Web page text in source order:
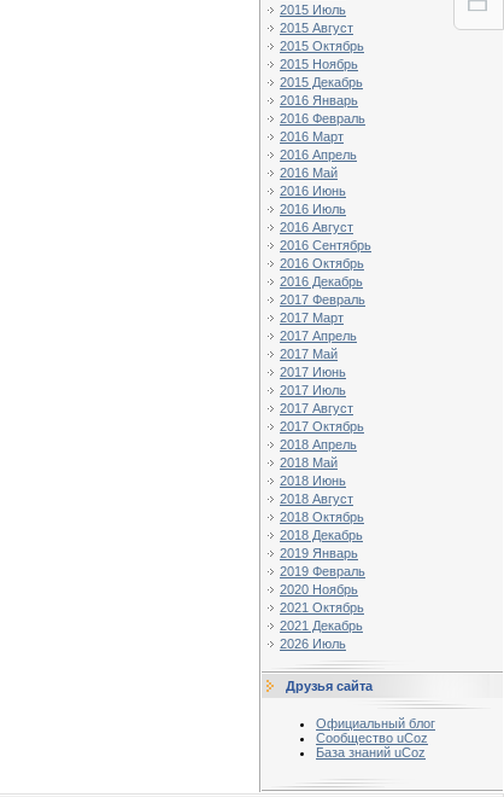
2015 Июль
2015 Август
2015 Октябрь
2015 Ноябрь
2015 Декабрь
2016 Январь
2016 Февраль
2016 Март
2016 Апрель
2016 Май
2016 Июнь
2016 Июль
2016 Август
2016 Сентябрь
2016 Октябрь
2016 Декабрь
2017 Февраль
2017 Март
2017 Апрель
2017 Май
2017 Июнь
2017 Июль
2017 Август
2017 Октябрь
2018 Апрель
2018 Май
2018 Июнь
2018 Август
2018 Октябрь
2018 Декабрь
2019 Январь
2019 Февраль
2020 Ноябрь
2021 Октябрь
2021 Декабрь
2026 Июль
Друзья сайта
Официальный блог
Сообщество uCoz
База знаний uCoz